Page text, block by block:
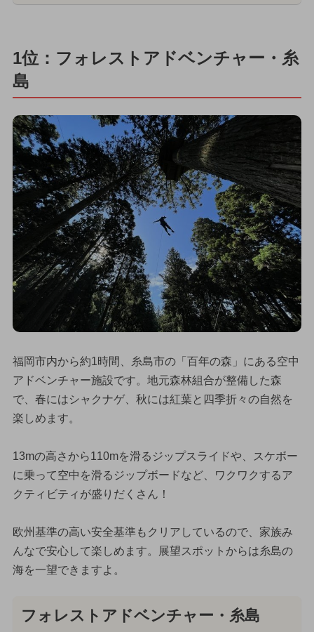
1位：フォレストアドベンチャー・糸
島
福岡市内から約1時間、糸島市の「百年の森」にある空中
アドベンチャー施設です。地元森林組合が整備した森
で、春にはシャクナゲ、秋には紅葉と四季折々の自然を
楽しめます。
13mの高さから110mを滑るジップスライドや、スケボー
に乗って空中を滑るジップボードなど、ワクワクするア
クティビティが盛りだくさん！
欧州基準の高い安全基準もクリアしているので、家族み
んなで安心して楽しめます。展望スポットからは糸島の
海を一望できますよ。
フォレストアドベンチャー・糸島